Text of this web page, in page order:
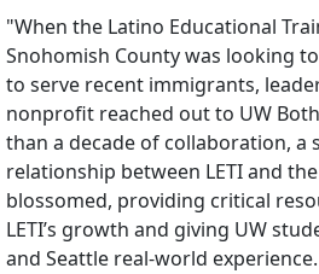
"When the Latino Educational
Snohomish County was looking
to serve recent immigrants,
nonprofit reached out to UW
than a decade of collaboration, a
relationship between LETI and
blossomed, providing critical
LETI’s growth and giving UW
and Seattle real-world experience.